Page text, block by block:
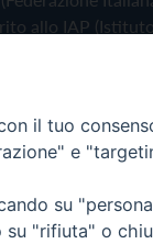
allo IAP (Istituto
il tuo
e
su
"rifiuta" o